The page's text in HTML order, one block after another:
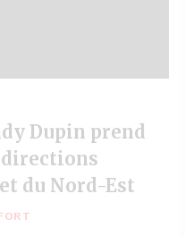
Dupin prend
directions
du Nord-Est